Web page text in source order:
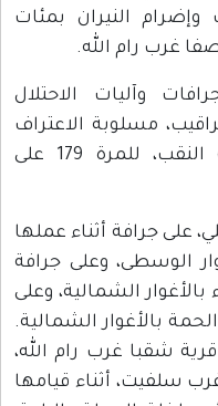
النيران بمئات
غرب رام الله.
وآليات الاحتلال
مسلوبة الاعتراف
والمهددة بالتهجير في منطقة النقب، للمرة 179 على
على جرافة أثناء عملها
الوسطى، وعلى جرافة
الشمالية، وعلى
بالأغوار الشمالية.
شقبا غرب رام الله،
سلفيت، أثناء قيامها